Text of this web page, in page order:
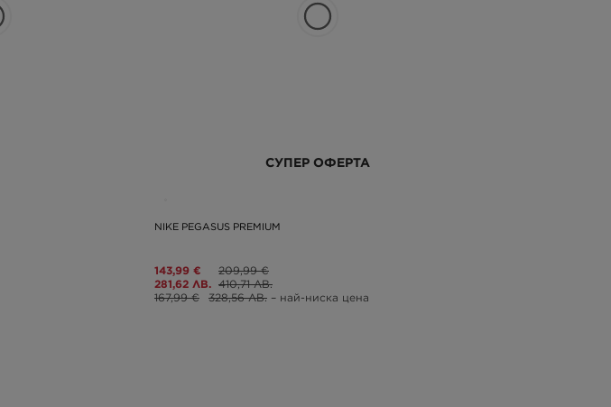
СУПЕР ОФЕРТА
NIKE PEGASUS PREMIUM
143,99 €
281,62 ЛВ.
209,99 €
410,71 ЛВ.
167,99 €
328,56 ЛВ. – най-ниска цена